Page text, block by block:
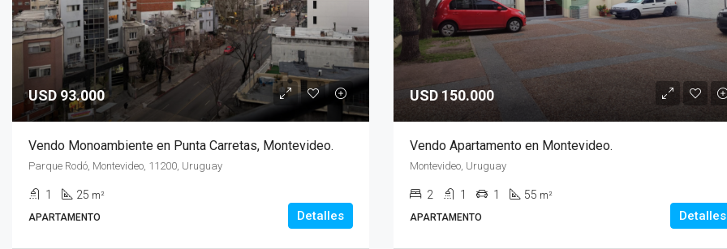
USD 93.000
Vendo Monoambiente en Punta Carretas, Montevideo.
Parque Rodó, Montevideo, 11200, Uruguay
1 25 m²
APARTAMENTO
Detalles
USD 150.000
Vendo Apartamento en Montevideo.
Montevideo, Uruguay
2 1 1 55 m²
APARTAMENTO
Detalles
USD 95.000